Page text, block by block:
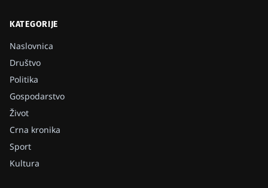
KATEGORIJE
Naslovnica
Društvo
Politika
Gospodarstvo
Život
Crna kronika
Sport
Kultura